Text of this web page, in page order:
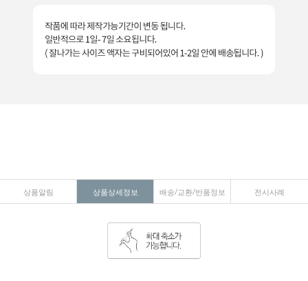
상품알림 상품상세정보 배송/교환/반품정보 전시사례